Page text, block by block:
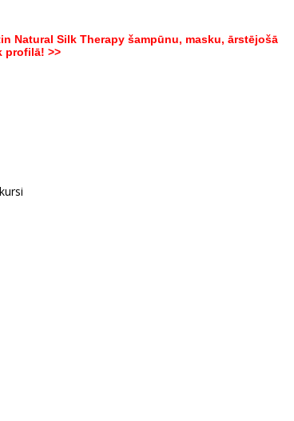
Natural Silk Therapy šampūnu, masku, ārstējošā
profilā! >>